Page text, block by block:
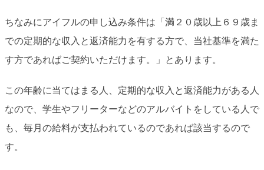
ちなみにアイフルの申し込み条件は「満２０歳以上６９歳ま
での定期的な収入と返済能力を有する方で、当社基準を満た
す方であればご契約いただけます。」とあります。
この年齢に当てはまる人、定期的な収入と返済能力がある人
なので、学生やフリーターなどのアルバイトをしている人で
も、毎月の給料が支払われているのであれば該当するので
す。